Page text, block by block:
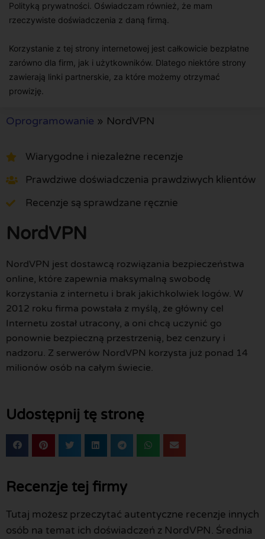
Polityką prywatności. Oświadczam również, że mam
rzeczywiste doświadczenia z daną firmą.
Korzystanie z tej strony internetowej jest całkowicie bezpłatne
zarówno dla firm, jak i użytkowników. Dlatego niektóre strony
zawierają linki partnerskie, za które możemy otrzymać
prowizję.
Oprogramowanie » NordVPN
Wiarygodne i niezależne recenzje
Prawdziwe doświadczenia prawdziwych klientów
Recenzje są sprawdzane ręcznie
NordVPN
NordVPN jest dostawcą rozwiązania bezpieczeństwa
online, które zapewnia maksymalną swobodę
korzystania z internetu i brak jakichkolwiek logów. W
2012 roku firma powstała z myślą, że główny cel
Internetu został utracony, a oni chcą uczynić go
ponownie bezpieczną przestrzenią, bez cenzury i
nadzoru. Z serwerów NordVPN korzysta już ponad 14
milionów osób na całym świecie.
Udostępnij tę stronę
Recenzje tej firmy
Tutaj możesz przeczytać autentyczne recenzje innych
osób na temat ich doświadczeń z NordVPN. Średnia